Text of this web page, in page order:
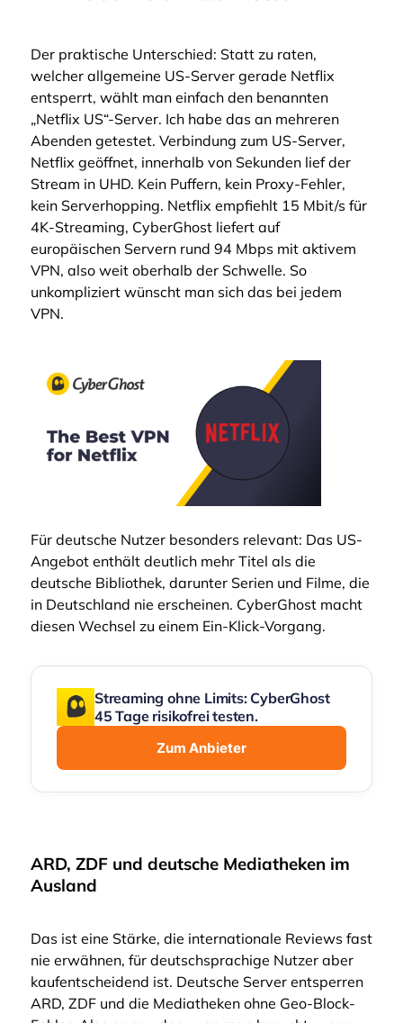
Der praktische Unterschied: Statt zu raten,
welcher allgemeine US-Server gerade Netflix
entsperrt, wählt man einfach den benannten
„Netflix US“-Server. Ich habe das an mehreren
Abenden getestet. Verbindung zum US-Server,
Netflix geöffnet, innerhalb von Sekunden lief der
Stream in UHD. Kein Puffern, kein Proxy-Fehler,
kein Serverhopping. Netflix empfiehlt 15 Mbit/s für
4K-Streaming, CyberGhost liefert auf
europäischen Servern rund 94 Mbps mit aktivem
VPN, also weit oberhalb der Schwelle. So
unkompliziert wünscht man sich das bei jedem
VPN.
Für deutsche Nutzer besonders relevant: Das US-
Angebot enthält deutlich mehr Titel als die
deutsche Bibliothek, darunter Serien und Filme, die
in Deutschland nie erscheinen. CyberGhost macht
diesen Wechsel zu einem Ein-Klick-Vorgang.
Streaming ohne Limits: CyberGhost
45 Tage risikofrei testen.
Zum Anbieter
ARD, ZDF und deutsche Mediatheken im
Ausland
Das ist eine Stärke, die internationale Reviews fast
nie erwähnen, für deutschsprachige Nutzer aber
kaufentscheidend ist. Deutsche Server entsperren
ARD, ZDF und die Mediatheken ohne Geo-Block-